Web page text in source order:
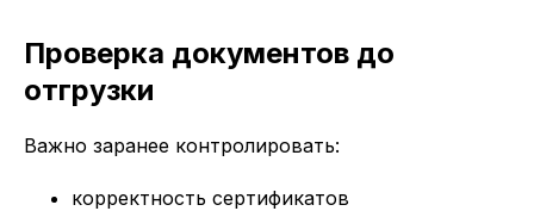
Проверка документов до
отгрузки
Важно заранее контролировать:
корректность сертификатов